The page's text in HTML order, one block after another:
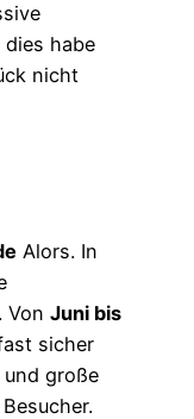
habe
nicht
Alors. In
Von Juni bis
sicher
große